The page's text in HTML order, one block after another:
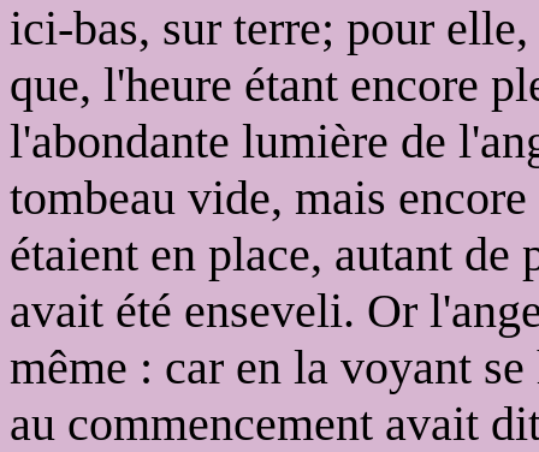
ici-bas, sur terre; pour
que, l'heure étant encore
l'abondante lumière de
tombeau vide, mais
étaient en place, autant
avait été enseveli. Or
même : car en la voyant
au commencement avait